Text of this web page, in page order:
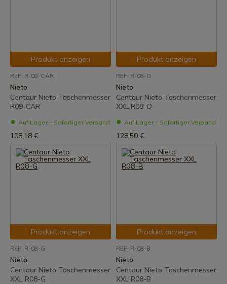
Produkt anzeigen
REF: R-09-CAR
Nieto
Centaur Nieto Taschenmesser
R09-CAR
Auf Lager – Sofortiger Versand
108,18 €
Produkt anzeigen
REF: R-08-O
Nieto
Centaur Nieto Taschenmesser
XXL R08-O
Auf Lager – Sofortiger Versand
128,50 €
Produkt anzeigen
REF: R-08-G
Nieto
Centaur Nieto Taschenmesser
XXL R08-G
Produkt anzeigen
REF: R-08-B
Nieto
Centaur Nieto Taschenmesser
XXL R08-B